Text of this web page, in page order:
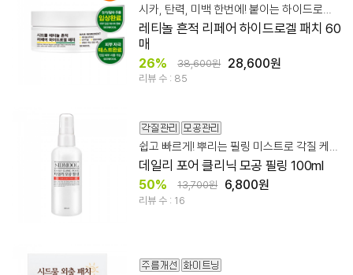
시카, 탄력, 미백 한번에! 붙이는 하이드로겔 패치
레티놀 흔적 리페어 하이드로겔 패치 60
매
26% 38,600원 28,600원
리뷰 수 : 85
쉽고 빠르게! 뿌리는 필링 미스트로 각질 케어!
데일리 포어 클리닉 모공 필링 100ml
50% 13,700원 6,800원
리뷰 수 : 16